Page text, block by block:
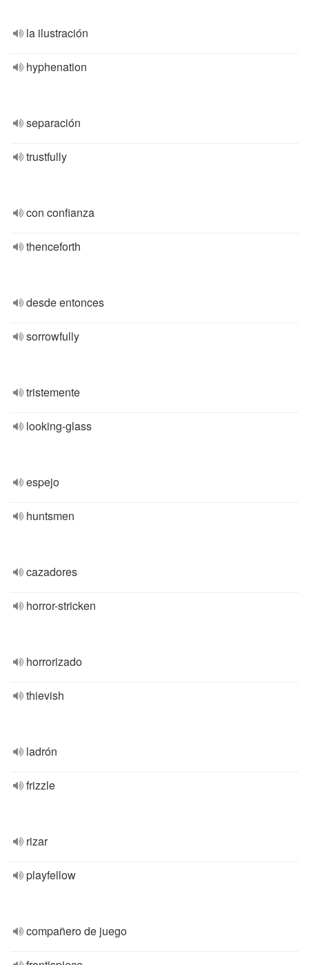
la ilustración
hyphenation
separación
trustfully
con confianza
thenceforth
desde entonces
sorrowfully
tristemente
looking-glass
espejo
huntsmen
cazadores
horror-stricken
horrorizado
thievish
ladrón
frizzle
rizar
playfellow
compañero de juego